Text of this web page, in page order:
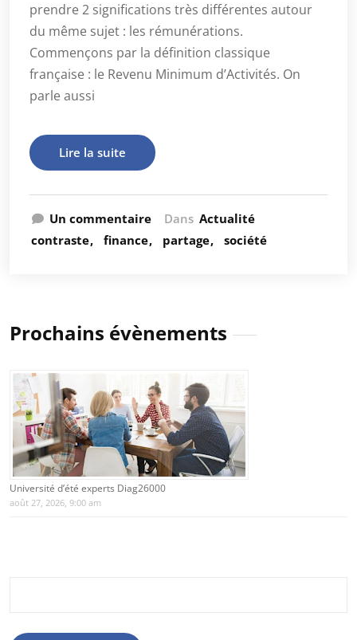
prendre 2 significations très différentes autour
du même sujet : les rémunérations.
Commençons par la définition classique
française : le Revenu Minimum d’Activités. On
parle aussi
Lire la suite
Un commentaire Dans Actualité
contraste
finance partage société
Prochains évènements
Université d’été experts Diag26000
août 27, 2026, 9:00 am